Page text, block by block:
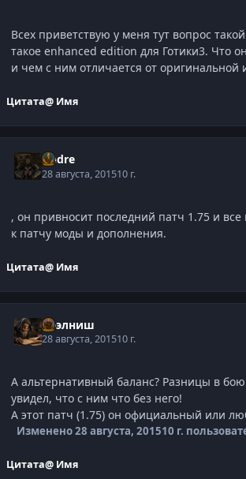
Всех приветствую у меня тут вопрос
такое enhanced edition для Готики3. Что
и чем с ним отличается от оригинальной
Цитата@ Имя
Andre
28 августа, 201510 г.
, он привносит последний патч 1.75 и
к патчу моды и дополнения.
Цитата@ Имя
Нээлниш
28 августа, 201510 г.
А альтернативный баланс? Разницы в
увидел, что с ним что без него!
А этот патч (1.75) он официальный или
Изменено28 августа, 201510 г.
Цитата@ Имя